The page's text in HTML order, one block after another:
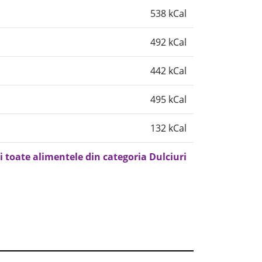
538 kCal
492 kCal
442 kCal
495 kCal
132 kCal
toate alimentele din categoria Dulciuri